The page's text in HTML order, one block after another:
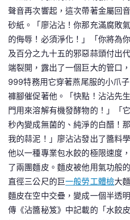
聲音再次響起，這次帶著金屬回
砂紙。「廖沾沾！你那充滿腐敗
的侮辱！必須淨化！」「你將為
及百分之九十五的邪惡蒜頭付出
端裂開，露出了一個巨大的管口
999特務用它穿著燕尾服的小爪
褲腳催促著他。「快點！沾沾先
門用來溶解有機發酵物的！」「
秒內變成無菌的、純淨的白醋！
我的蒜泥！」廖沾沾發出了醬料
他以一種專業包水餃的極限速度
了兩團麵皮。麵皮被他用氣功般
直徑三公尺的巨一般勞工體檢大
麵皮在空中交疊，變成一個半透
傳《沾醬秘笈》中記載的「水餃